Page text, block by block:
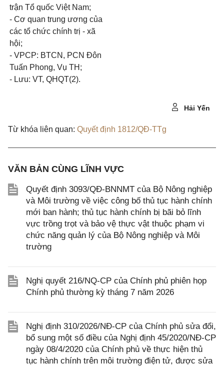
trận Tổ quốc Việt Nam;
- Cơ quan trung ương của
các tổ chức chính trị - xã
hội;
- VPCP: BTCN, PCN Đôn
Tuấn Phong, Vụ TH;
- Lưu: VT, QHQT(2).
Hải Yến
Từ khóa liên quan: Quyết định 1812/QĐ-TTg
VĂN BẢN CÙNG LĨNH VỰC
Quyết định 3093/QĐ-BNNMT của Bộ Nông nghiệp
và Môi trường về việc công bố thủ tục hành chính
mới ban hành; thủ tục hành chính bị bãi bỏ lĩnh
vực trồng trọt và bảo vệ thực vật thuộc phạm vi
chức năng quản lý của Bộ Nông nghiệp và Môi
trường
Nghị quyết 216/NQ-CP của Chính phủ phiên họp
Chính phủ thường kỳ tháng 7 năm 2026
Nghị định 310/2026/NĐ-CP của Chính phủ sửa đổi,
bổ sung một số điều của Nghị định 45/2020/NĐ-CP
ngày 08/4/2020 của Chính phủ về thực hiện thủ
tục hành chính trên môi trường điện tử, được sửa